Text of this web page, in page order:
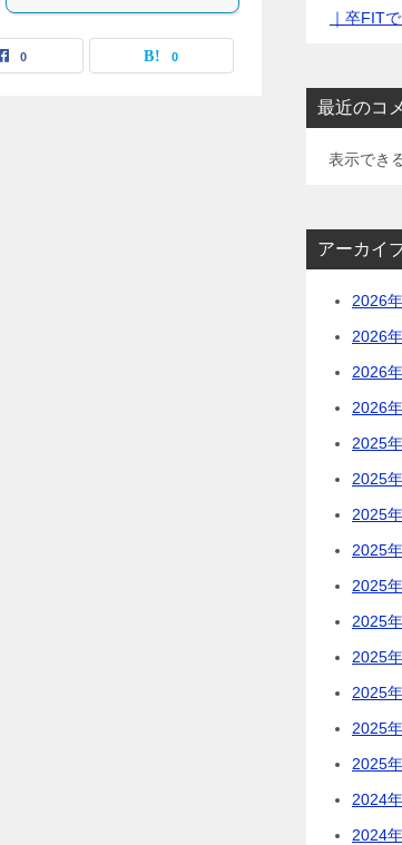
0 0
｜卒FIT
最近のコ
表示でき
アーカイ
2026
2026
2026
2026
2025
2025
2025
2025
2025
2025
2025
2025
2025
2025
2024
2024